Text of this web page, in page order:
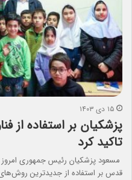
۱۵ دی ۱۴۰۳
پزشکیان بر استفاده از
تاکید کرد
مسعود پزشکیان رئیس جمهوری امروز
قدس بر استفاده از جدیدترین